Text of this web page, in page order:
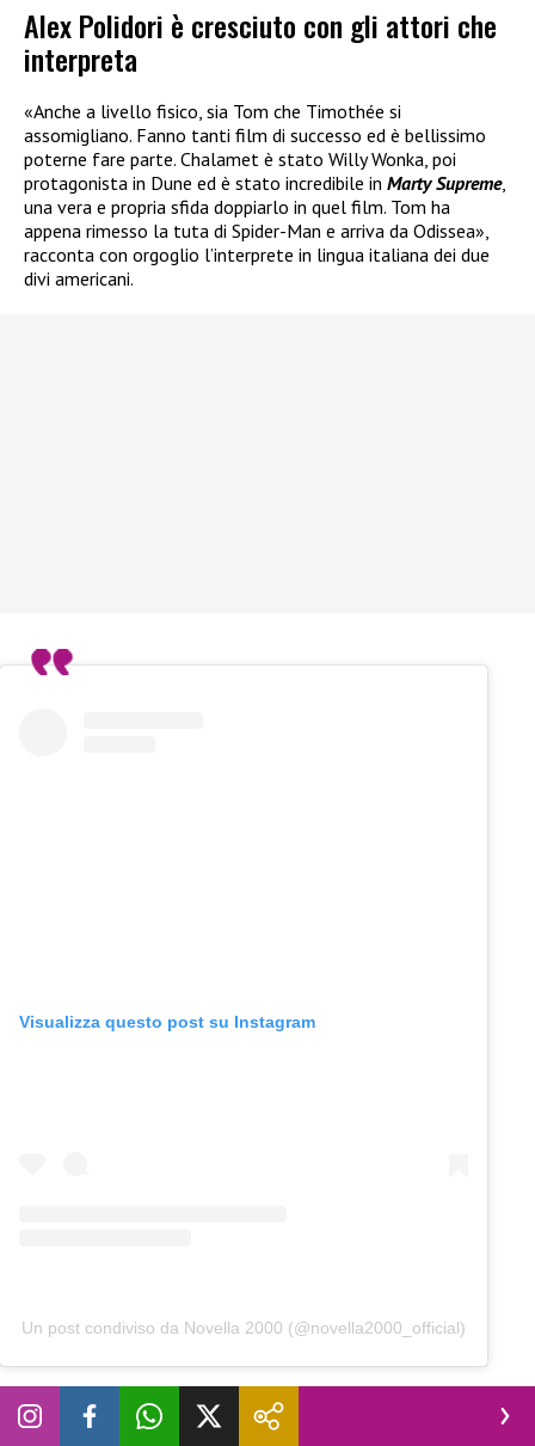
Alex Polidori è cresciuto con gli attori che
interpreta
«Anche a livello fisico, sia Tom che Timothée si
assomigliano. Fanno tanti film di successo ed è bellissimo
poterne fare parte. Chalamet è stato Willy Wonka, poi
protagonista in Dune ed è stato incredibile in Marty Supreme,
una vera e propria sfida doppiarlo in quel film. Tom ha
appena rimesso la tuta di Spider-Man e arriva da Odissea»,
racconta con orgoglio l’interprete in lingua italiana dei due
divi americani.
Visualizza questo post su Instagram
Un post condiviso da Novella 2000 (@novella2000_official)